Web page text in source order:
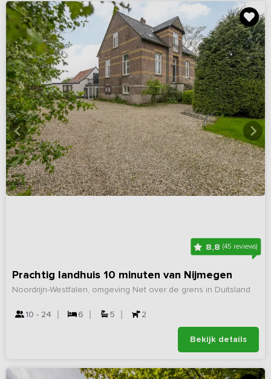
8,8 (45 reviews)
Prachtig landhuis 10 minuten van Nijmegen
Noordrijn-Westfalen, omgeving Net over de grens in Duitsland
10 - 24 6 5 2
Bekijk details